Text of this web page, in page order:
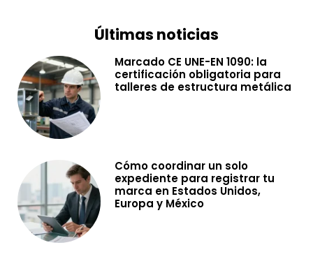
Últimas noticias
Marcado CE UNE-EN 1090: la
certificación obligatoria para
talleres de estructura metálica
Cómo coordinar un solo
expediente para registrar tu
marca en Estados Unidos,
Europa y México